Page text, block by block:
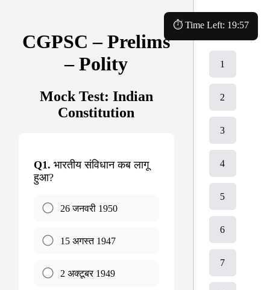
⏱ Time Left: 19:57
CGPSC – Prelims
– Polity
Mock Test: Indian
Constitution
Q1. भारतीय संविधान कब लागू
हुआ?
26 जनवरी 1950
15 अगस्त 1947
2 अक्टूबर 1949
Questions
1
2
3
4
5
6
7